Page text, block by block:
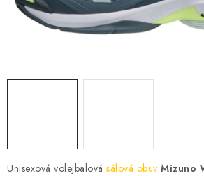
BOTY DĚTSKÉ
MEGA SLEVY
Unisexová volejbalová sálová obuv Mizuno